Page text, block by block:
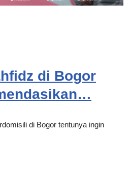
di Bogor
di Bogor tentunya ingin